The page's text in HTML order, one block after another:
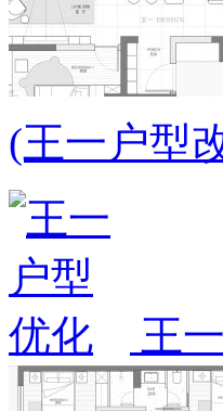
(王一户型
王